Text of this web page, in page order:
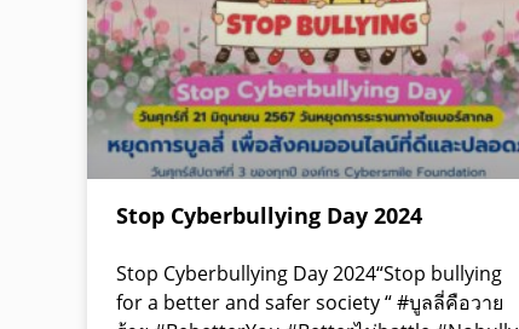
Stop Cyberbullying Day 2024
Stop Cyberbullying Day 2024“Stop bullying
for a better and safer society “ #บูลลี่คือวาย